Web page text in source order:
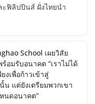
ะฟิลิปปินส์ ฝั่งไทยนำ
School เผยวิสัย
อมรับอนาคต “เราไม่ได้
งเพื่อก้าวเข้าสู่
น แต่ยังเตรียมพวกเขา
นดอนาคต”